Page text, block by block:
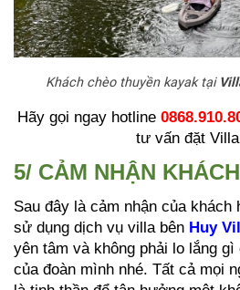
Khách chèo thuyền kayak tại
Hãy gọi ngay hotline
tư vấn đặt
5/ CẢM NHẬN
Sau đây là cảm nhận của khách
sử dụng dịch vụ villa bên Huy
yên tâm và không phải lo lắng
của đoàn mình nhé. Tất cả mọi